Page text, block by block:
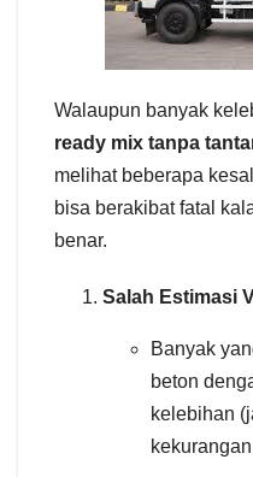
Walaupun banyak
ready mix tanpa
melihat beberapa
bisa berakibat fatal
benar.
Salah Estimasi
Banyak
beton
kelebihan